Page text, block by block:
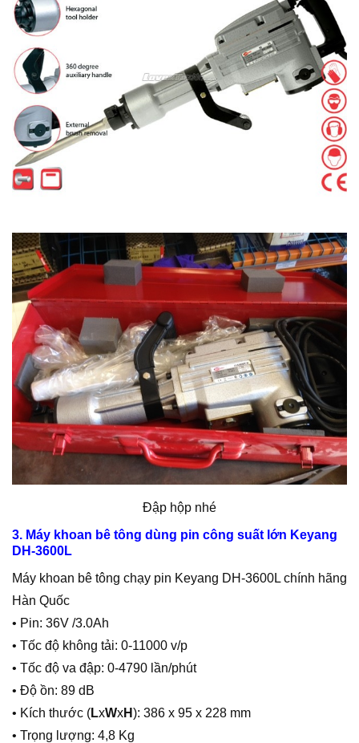
Đập hộp nhé
3. Máy khoan bê tông dùng pin công suất lớn Keyang
DH-3600L
Máy khoan bê tông chạy pin Keyang DH-3600L chính hãng
Hàn Quốc
• Pin: 36V /3.0Ah
• Tốc độ không tải: 0-11000 v/p
• Tốc độ va đập: 0-4790 lần/phút
• Độ ồn: 89 dB
• Kích thước (LxWxH): 386 x 95 x 228 mm
• Trọng lượng: 4,8 Kg